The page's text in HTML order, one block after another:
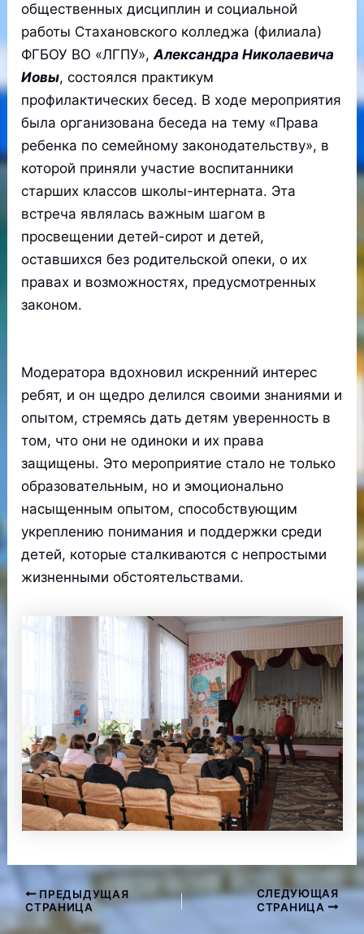
общественных дисциплин и социальной
работы Стахановского колледжа (филиала)
ФГБОУ ВО «ЛГПУ»,Александра Николаевича
Иовы, состоялся практикум
профилактических бесед. В ходе мероприятия
была организована беседа на тему «Права
ребенка по семейному законодательству», в
которой приняли участие воспитанники
старших классов школы-интерната. Эта
встреча являлась важным шагом в
просвещении детей-сирот и детей,
оставшихся без родительской опеки, о их
правах и возможностях, предусмотренных
законом.
Модератора вдохновил искренний интерес
ребят, и он щедро делился своими знаниями и
опытом, стремясь дать детям уверенность в
том, что они не одиноки и их права
защищены. Это мероприятие стало не только
образовательным, но и эмоционально
насыщенным опытом, способствующим
укреплению понимания и поддержки среди
детей, которые сталкиваются с непростыми
жизненными обстоятельствами.
Навигация
ПРЕДЫДУЩАЯ
СТРАНИЦА
СЛЕДУЮЩАЯ
СТРАНИЦА